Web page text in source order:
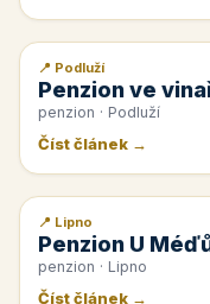
📰 PR článek
📍 Podluží
Penzion ve
penzion · Podluží
Číst článek →
📰 PR článek
📍 Lipno
Penzion U
penzion · Lipno
Číst článek →